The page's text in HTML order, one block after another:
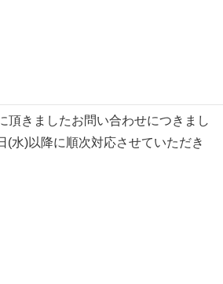
頂きましたお問い合わせにつきまし
(水)以降に順次対応させていただき